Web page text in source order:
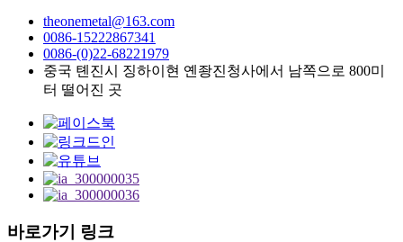
theonemetal@163.com
0086-15222867341
0086-(0)22-68221979
중국 톈진시 징하이현 옌좡진청사에서 남쪽으로 800미
터 떨어진 곳
바로가기 링크